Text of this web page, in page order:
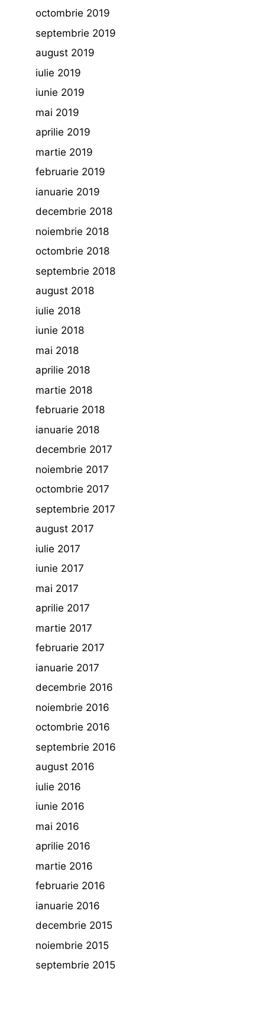
octombrie 2019
septembrie 2019
august 2019
iulie 2019
iunie 2019
mai 2019
aprilie 2019
martie 2019
februarie 2019
ianuarie 2019
decembrie 2018
noiembrie 2018
octombrie 2018
septembrie 2018
august 2018
iulie 2018
iunie 2018
mai 2018
aprilie 2018
martie 2018
februarie 2018
ianuarie 2018
decembrie 2017
noiembrie 2017
octombrie 2017
septembrie 2017
august 2017
iulie 2017
iunie 2017
mai 2017
aprilie 2017
martie 2017
februarie 2017
ianuarie 2017
decembrie 2016
noiembrie 2016
octombrie 2016
septembrie 2016
august 2016
iulie 2016
iunie 2016
mai 2016
aprilie 2016
martie 2016
februarie 2016
ianuarie 2016
decembrie 2015
noiembrie 2015
septembrie 2015